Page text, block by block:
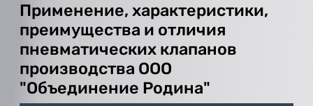
Применение, характеристики,
преимущества и отличия
пневматических клапанов
производства ООО
"Объединение Родина"